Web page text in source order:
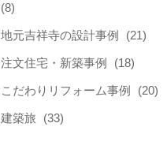
(8)
地元吉祥寺の設計事例 (21)
注文住宅・新築事例 (18)
こだわりリフォーム事例 (20)
建築旅 (33)